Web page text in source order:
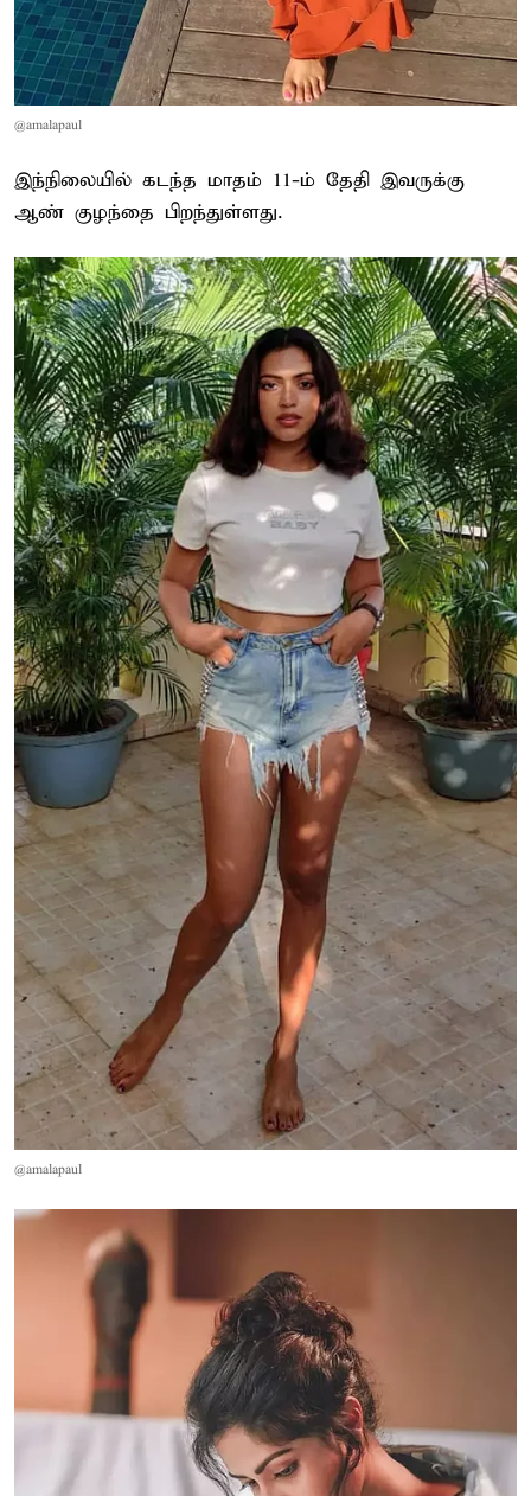
@amalapaul
இந்நிலையில் கடந்த மாதம் 11-ம் தேதி இவருக்கு
ஆண் குழந்தை பிறந்துள்ளது.
@amalapaul